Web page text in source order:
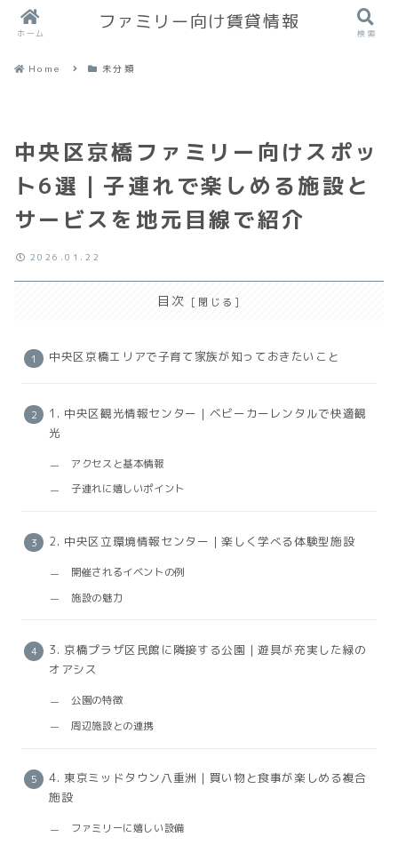
Home 未分類
中央区京橋ファミリー向けスポッ
ト6選｜子連れで楽しめる施設と
サービスを地元目線で紹介
2026.01.22
目次
中央区京橋エリアで子育て家族が知っておきたいこと
1. 中央区観光情報センター｜ベビーカーレンタルで快適観
光
アクセスと基本情報
子連れに嬉しいポイント
2. 中央区立環境情報センター｜楽しく学べる体験型施設
開催されるイベントの例
施設の魅力
3. 京橋プラザ区民館に隣接する公園｜遊具が充実した緑の
オアシス
公園の特徴
周辺施設との連携
4. 東京ミッドタウン八重洲｜買い物と食事が楽しめる複合
施設
ファミリーに嬉しい設備
ホーム
ファミリー向け賃貸情報
検索